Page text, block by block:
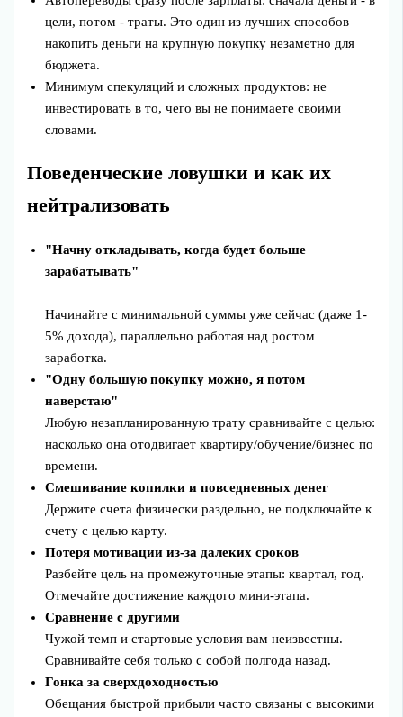
цели, потом - траты. Это один из лучших способов
накопить деньги на крупную покупку незаметно для
бюджета.
Минимум спекуляций и сложных продуктов: не
инвестировать в то, чего вы не понимаете своими
словами.
Поведенческие ловушки и как их
нейтрализовать
"Начну откладывать, когда будет больше
зарабатывать"
Начинайте с минимальной суммы уже сейчас (даже 1-
5% дохода), параллельно работая над ростом
заработка.
"Одну большую покупку можно, я потом
наверстаю"
Любую незапланированную трату сравнивайте с целью:
насколько она отодвигает квартиру/обучение/бизнес по
времени.
Смешивание копилки и повседневных денег
Держите счета физически раздельно, не подключайте к
счету с целью карту.
Потеря мотивации из‑за далеких сроков
Разбейте цель на промежуточные этапы: квартал, год.
Отмечайте достижение каждого мини‑этапа.
Сравнение с другими
Чужой темп и стартовые условия вам неизвестны.
Сравнивайте себя только с собой полгода назад.
Гонка за сверхдоходностью
Обещания быстрой прибыли часто связаны с высокими